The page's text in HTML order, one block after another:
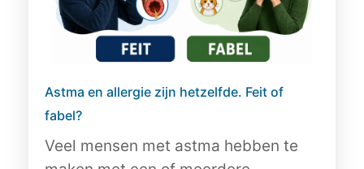
Astma en allergie zijn hetzelfde. Feit of
fabel?
Veel mensen met astma hebben te